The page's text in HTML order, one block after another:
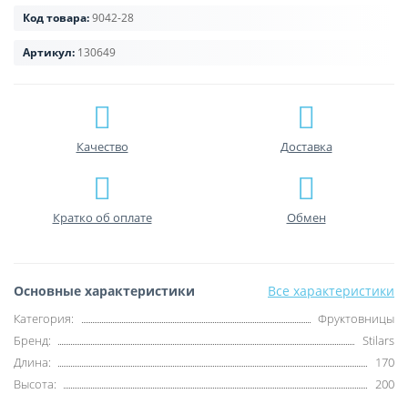
Код товара:9042-28
Артикул: 130649
Качество Доставка
Кратко об оплате Обмен
Основные характеристики Все характеристики
Категория:
Фруктовницы
Бренд:
Stilars
Длина:
170
Высота:
200